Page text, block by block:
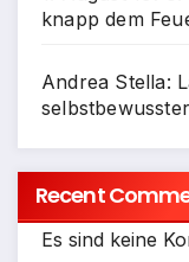
knapp dem
Andrea Stella:
Recent
Es sind keine